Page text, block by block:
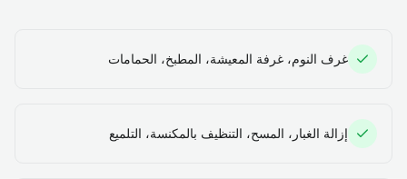
غرف النوم، غرفة المعيشة، المطبخ، الحمامات
إزالة الغبار، المسح، التنظيف بالمكنسة، التلميع